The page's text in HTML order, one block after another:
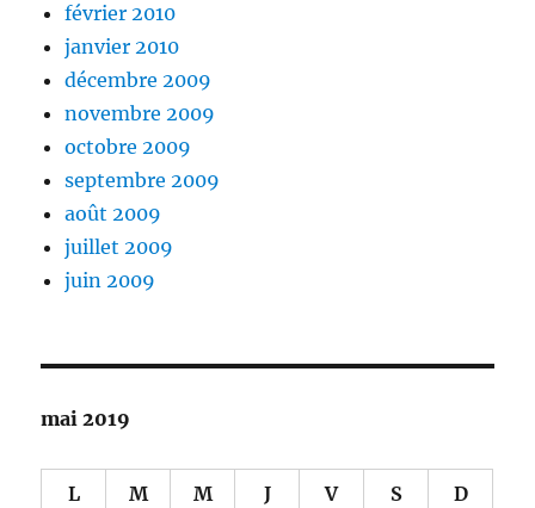
février 2010
janvier 2010
décembre 2009
novembre 2009
octobre 2009
septembre 2009
août 2009
juillet 2009
juin 2009
mai 2019
L M M J V S D